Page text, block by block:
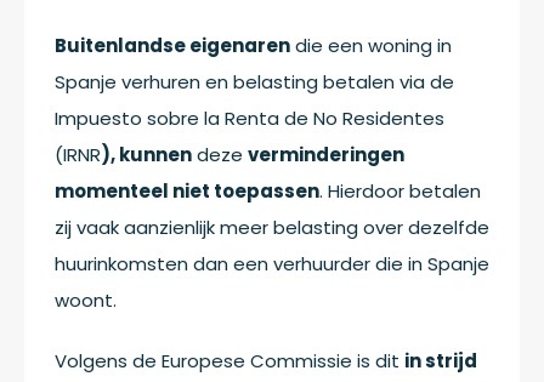
Buitenlandse eigenarendie een woning in
Spanje verhuren en belasting betalen via de
Impuesto sobre la Renta de No Residentes
(IRNR), kunnendeze verminderingen
momenteel niet toepassen. Hierdoor betalen
zij vaak aanzienlijk meer belasting over dezelfde
huurinkomsten dan een verhuurder die in Spanje
woont.
Volgens de Europese Commissie is dit in strijd